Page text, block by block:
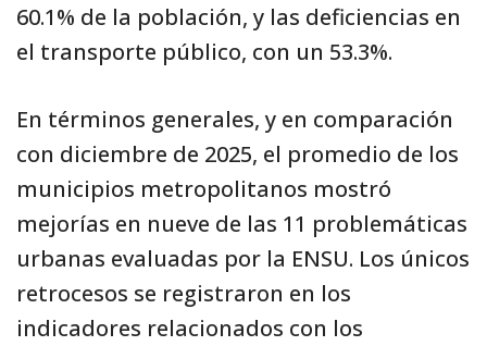
60.1% de la población, y las deficiencias en
el transporte público, con un 53.3%.
En términos generales, y en comparación
con diciembre de 2025, el promedio de los
municipios metropolitanos mostró
mejorías en nueve de las 11 problemáticas
urbanas evaluadas por la ENSU. Los únicos
retrocesos se registraron en los
indicadores relacionados con los